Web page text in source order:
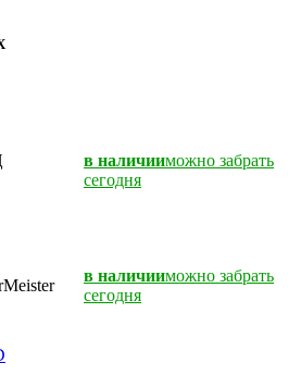
в наличииможно забрать
сегодня
в наличииможно забрать
сегодня